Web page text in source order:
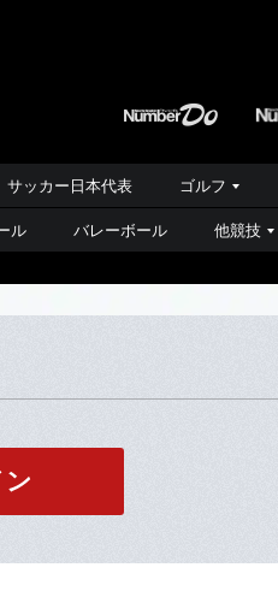
サッカー日本代表 ゴルフ
ル バレーボール 他競技